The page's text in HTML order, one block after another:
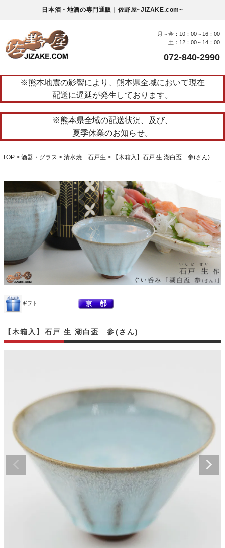
日本酒・地酒の専門通販｜佐野屋~JIZAKE.com~
月～金：10：00～16：00
土：12：00～14：00
072-840-2990
※熊本地震の影響により、熊本県全域において現在
配送に遅延が発生しております。
※熊本県全域の配送状況、及び、
夏季休業のお知らせ。
TOP 酒器・グラス 清水焼 石戸生 【木箱入】石戸 生 湖白盃 参(さん)
ギフト
【木箱入】石戸 生 湖白盃 参(さん)